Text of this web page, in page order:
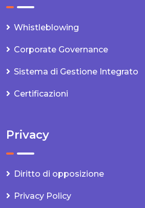
Whistleblowing
Corporate Governance
Sistema di Gestione Integrato
Certificazioni
Privacy
Diritto di opposizione
Privacy Policy